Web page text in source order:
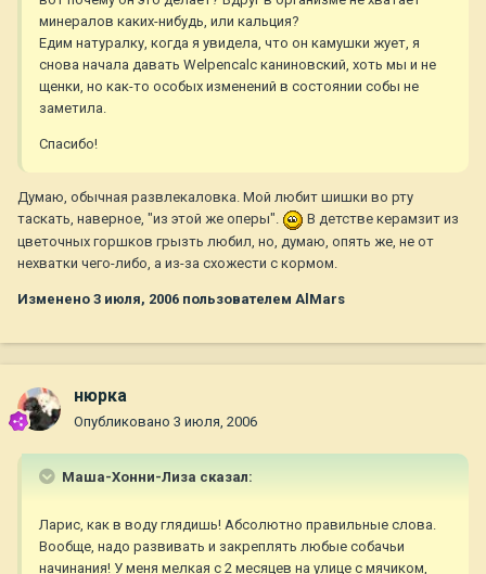
минералов каких-нибудь, или кальция?
Едим натуралку, когда я увидела, что он камушки жует, я
снова начала давать Welpencalc каниновский, хоть мы и не
щенки, но как-то особых изменений в состоянии собы не
заметила.
Спасибо!
Думаю, обычная развлекаловка. Мой любит шишки во рту
таскать, наверное, "из этой же оперы".
В детстве керамзит из
цветочных горшков грызть любил, но, думаю, опять же, не от
нехватки чего-либо, а из-за схожести с кормом.
Изменено 3 июля, 2006 пользователем AlMars
нюрка
Опубликовано 3 июля, 2006
Маша-Хонни-Лиза сказал:
Ларис, как в воду глядишь! Абсолютно правильные слова.
Вообще, надо развивать и закреплять любые собачьи
начинания! У меня мелкая с 2 месяцев на улице с мячиком,